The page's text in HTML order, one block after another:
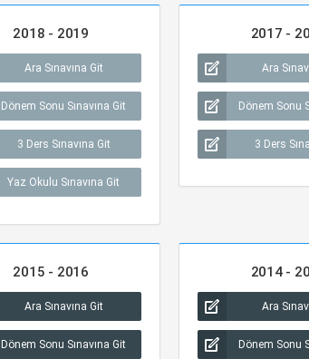
2018 - 2019
Ara Sınavına Git
Dönem Sonu Sınavına Git
3 Ders Sınavına Git
Yaz Okulu Sınavına Git
2017 -
Ara
Dönem Sonu
3 Ders
2015 - 2016
Ara Sınavına Git
Dönem Sonu Sınavına Git
2014 -
Ara
Dönem Sonu